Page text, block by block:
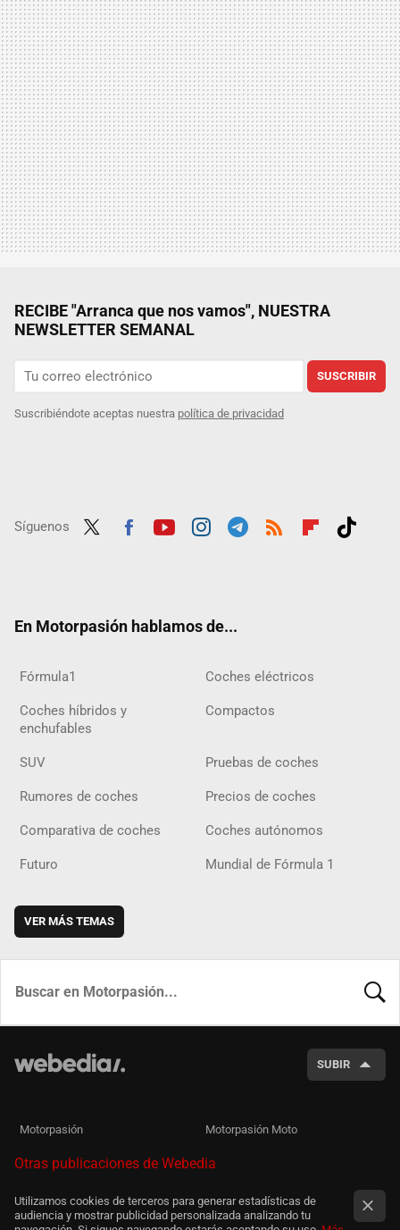
RECIBE "Arranca que nos vamos", NUESTRA
NEWSLETTER SEMANAL
SUSCRIBIR
Suscribiéndote aceptas nuestra política de privacidad
Síguenos
En Motorpasión hablamos de...
Fórmula1 Coches eléctricos
Coches híbridos y
enchufables
Compactos
SUV Pruebas de coches
Rumores de coches Precios de coches
Comparativa de coches Coches autónomos
Futuro Mundial de Fórmula 1
VER MÁS TEMAS
SUBIR
Motorpasión Motorpasión Moto
Otras publicaciones de Webedia
Utilizamos cookies de terceros para generar estadísticas de
audiencia y mostrar publicidad personalizada analizando tu